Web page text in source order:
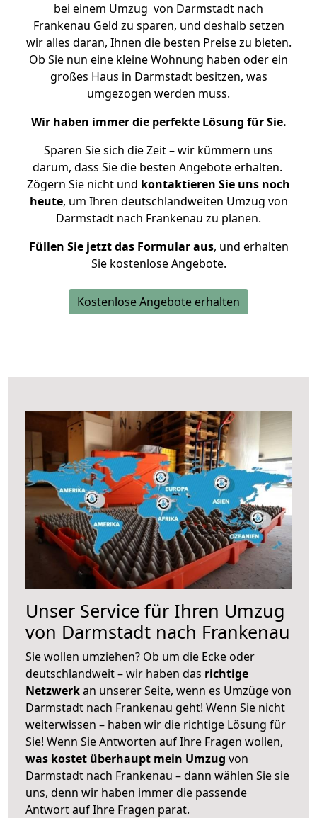
bei einem Umzug von Darmstadt nach
Frankenau Geld zu sparen, und deshalb setzen
wir alles daran, Ihnen die besten Preise zu bieten.
Ob Sie nun eine kleine Wohnung haben oder ein
großes Haus in Darmstadt besitzen, was
umgezogen werden muss.
Wir haben immer die perfekte Lösung für Sie.
Sparen Sie sich die Zeit – wir kümmern uns
darum, dass Sie die besten Angebote erhalten.
Zögern Sie nicht und kontaktieren Sie uns noch
heute, um Ihren deutschlandweiten Umzug von
Darmstadt nach Frankenau zu planen.
Füllen Sie jetzt das Formular aus, und erhalten
Sie kostenlose Angebote.
Kostenlose Angebote erhalten
Unser Service für Ihren Umzug
von Darmstadt nach Frankenau
Sie wollen umziehen? Ob um die Ecke oder
deutschlandweit – wir haben das richtige
Netzwerkan unserer Seite, wenn es Umzüge von
Darmstadt nach Frankenau geht! Wenn Sie nicht
weiterwissen – haben wir die richtige Lösung für
Sie! Wenn Sie Antworten auf Ihre Fragen wollen,
was kostet überhaupt mein Umzug von
Darmstadt nach Frankenau – dann wählen Sie sie
uns, denn wir haben immer die passende
Antwort auf Ihre Fragen parat.